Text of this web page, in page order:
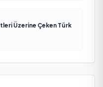
Üzerine Çeken Türk